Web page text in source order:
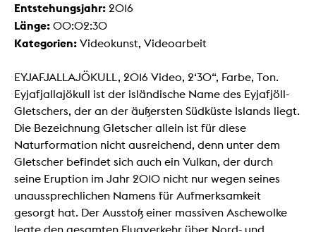
Entstehungsjahr: 2016
Länge: 00:02:30
Kategorien: Videokunst, Videoarbeit
EYJAFJALLAJÖKULL, 2016 Video, 2‘30“, Farbe, Ton.
Eyjafjallajökull ist der isländische Name des Eyjafjöll-
Gletschers, der an der äußersten Südküste Islands liegt.
Die Bezeichnung Gletscher allein ist für diese
Naturformation nicht ausreichend, denn unter dem
Gletscher befindet sich auch ein Vulkan, der durch
seine Eruption im Jahr 2010 nicht nur wegen seines
unaussprechlichen Namens für Aufmerksamkeit
gesorgt hat. Der Ausstoß einer massiven Aschewolke